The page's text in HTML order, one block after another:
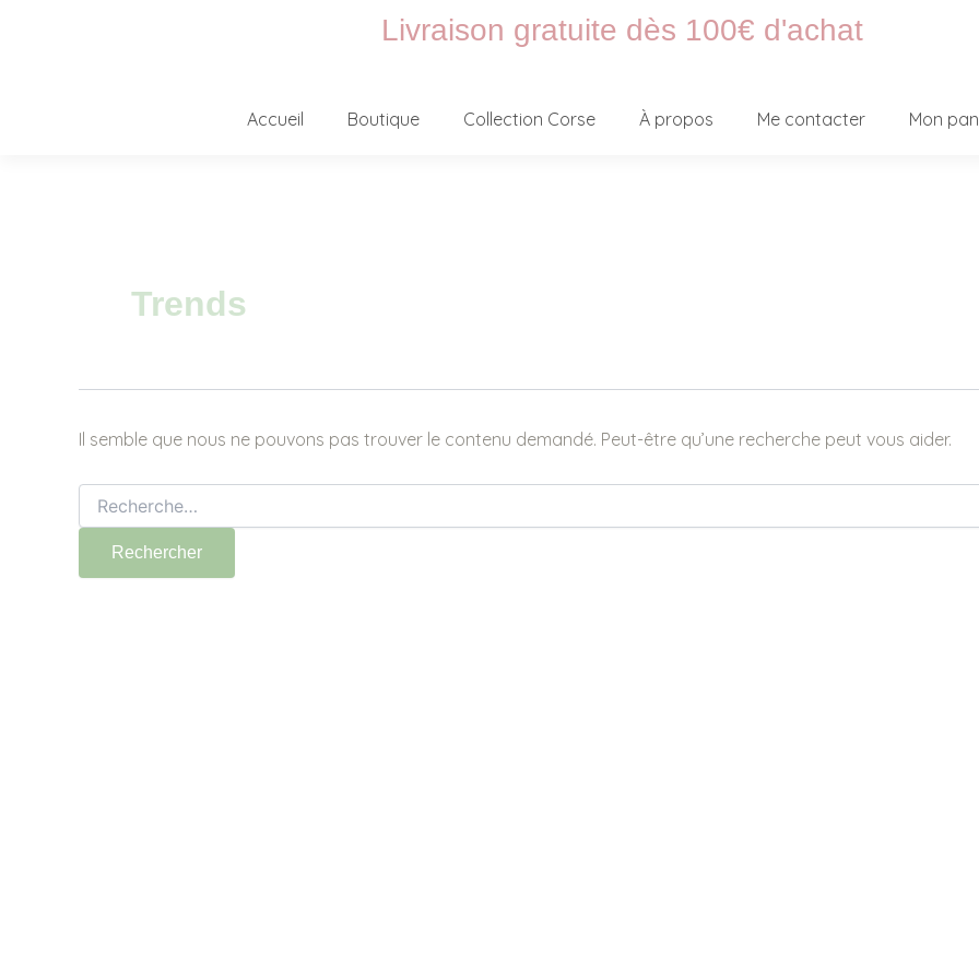
Livraison gratuite dès 100€ d'achat
Accueil Boutique Collection Corse À propos Me contacter Mon
Trends
Il semble que nous ne pouvons pas trouver le contenu demandé. Peut-être qu’une recherche peut vous aider.